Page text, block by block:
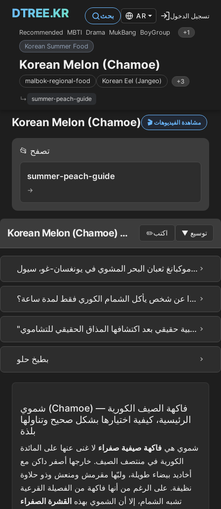
DTREE.KR
Recommended MBTI Drama MukBang BoyGroup
+1
Korean Summer Food
Korean Melon (Chamoe)
malbok-regional-food Korean Eel (Jangeo) +3
summer-peach-guide
بحث AR تسجيل الدخول
Korean Melon (Chamoe) 🎬 مشاهدة الفيديوهات
📂 تصفح
summer-peach-guide
→
Korean Melon (Chamoe) لوحة النشر ✏️اكتب ▼ توسيع
مطعم جوناثان المفضل مدى الحياة، حيث النكهة الدهنية هي الأفضل 👍 موكبانغ ثعبان البحر المشوي في يونغسان-غو، سيول #어디로튈지몰라 EP.8 ›
ماذا عن شخص يأكل الشمام الكوري فقط لمدة ساعة؟ #shorts ›
"إنه مثل البطيخ!" إلغاء 🙅‍♀️ رد فعل أوني أجنبية حقيقي بعد اكتشافها المذاق الحقيقي للتشاموي. ›
بطيخ حلو ›
شموي (Chamoe) — فاكهة الصيف الكورية
الرئيسية، كيفية اختيارها بشكل صحيح وتناولها
بلذة
شموي هي فاكهة صيفية صفراء لا غنى عنها على المائدة
الكورية في منتصف الصيف. خارجها أصفر داكن مع
أخاديد بيضاء طويلة، ولبّها مقرمش ومنعش وذو حلاوة
نظيفة. على الرغم من أنها فاكهة من الفصيلة القرعية
تشبه الشمام، إلا أن الشموي بهذه القشرة الصفراء